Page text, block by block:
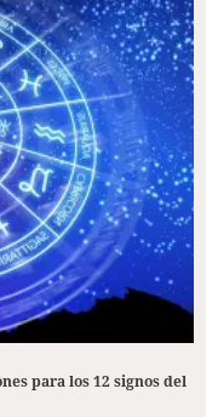
para los 12 signos del